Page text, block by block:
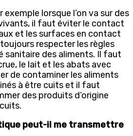
exemple lorsque l’on va sur des
il faut éviter le contact
et les surfaces en contact
respecter les règles
sanitaire des aliments. Il faut
le lait et les abats avec
de contaminer les aliments
à être cuits et il faut
des produits d’origine
peut-il me transmettre